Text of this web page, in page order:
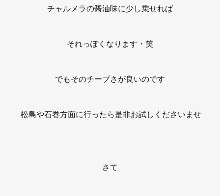
チャルメラの醤油味に少し乗せれば
それっぽくなります・笑
でもそのチープさが良いのです
松島や石巻方面に行ったら是非お試しくださいませ
さて